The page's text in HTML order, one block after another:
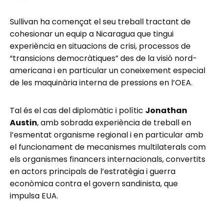
Sullivan ha començat el seu treball tractant de
cohesionar un equip a Nicaragua que tingui
experiència en situacions de crisi, processos de
“transicions democràtiques” des de la visió nord-
americana i en particular un coneixement especial
de les maquinària interna de pressions en l’OEA.
Tal és el cas del diplomàtic i polític Jonathan
Austin, amb sobrada experiència de treball en
l’esmentat organisme regional i en particular amb
el funcionament de mecanismes multilaterals com
els organismes financers internacionals, convertits
en actors principals de l’estratègia i guerra
econòmica contra el govern sandinista, que
impulsa EUA.